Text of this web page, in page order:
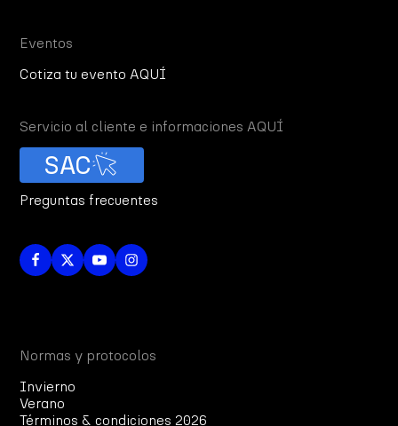
Eventos
Cotiza tu evento AQUÍ
Servicio al cliente e informaciones AQUÍ
SAC
Preguntas frecuentes
Normas y protocolos
Invierno
Verano
Términos & condiciones 2026